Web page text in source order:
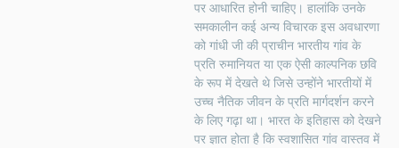
पर आधारित होनी चाहिए। हालांकि उनके
समकालीन कई अन्य विचारक इस अवधारणा
को गांधी जी की प्राचीन भारतीय गांव के
प्रति रुमानियत या एक ऐसी काल्पनिक छवि
के रूप में देखते थे जिसे उन्होंने भारतीयों में
उच्च नैतिक जीवन के प्रति मार्गदर्शन करने
के लिए गढ़ा था। भारत के इतिहास को देखने
पर ज्ञात होता है कि स्वशासित गांव वास्तव में